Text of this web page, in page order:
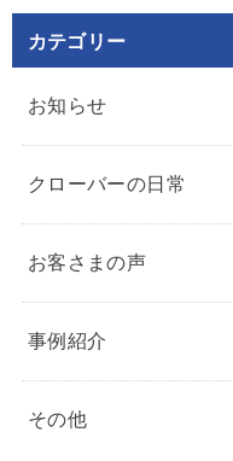
カテゴリー
お知らせ
クローバーの日常
お客さまの声
事例紹介
その他